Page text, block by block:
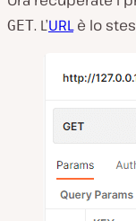
GET. L’URLè lo